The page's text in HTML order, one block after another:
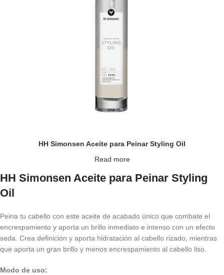
HH Simonsen Aceite para Peinar Styling Oil
Read more
HH Simonsen Aceite para Peinar Styling
Oil
Peina tu cabello con este aceite de acabado único que combate el
encrespamiento y aporta un brillo inmediato e intenso con un efecto
seda. Crea definición y aporta hidratación al cabello rizado, mientras
que aporta un gran brillo y menos encrespamiento al cabello liso.
Modo de uso: